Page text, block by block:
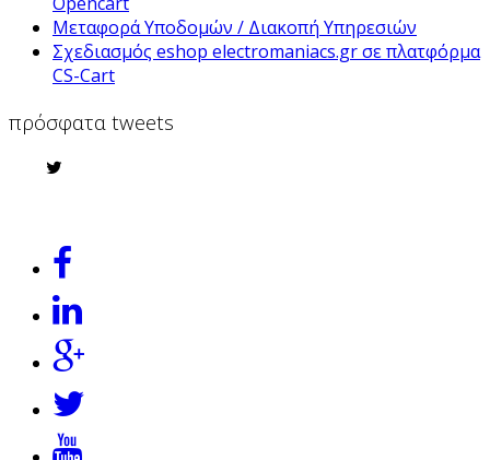
Μεταφορά Υποδομών / Διακοπή Υπηρεσιών
Σχεδιασμός eshop electromaniacs.gr σε πλατφόρμα
CS-Cart
πρόσφατα tweets